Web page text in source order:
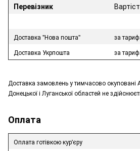
Перевізник
Доставка "Нова пошта"
за
Доставка Укрпошта
за
Доставка замовлень у тимчасово окуповані
Донецької і Луганської областей не
Оплата
Оплата готівкою кур'єру